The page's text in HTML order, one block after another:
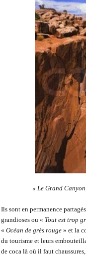
« Le Grand
Ils sont en permanence
grandioses ou « Tout est trop
« Océan de grès rouge » et la
du tourisme et leurs
de coca là où il faut